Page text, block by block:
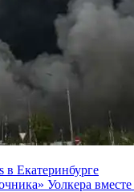
в Екатеринбурге
Уолкера